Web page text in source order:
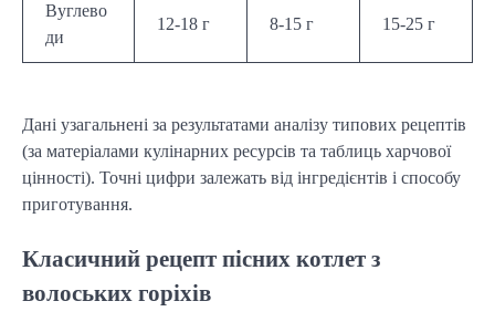
Вуглево
ди
12-18 г 8-15 г 15-25 г
Дані узагальнені за результатами аналізу типових рецептів
(за матеріалами кулінарних ресурсів та таблиць харчової
цінності). Точні цифри залежать від інгредієнтів і способу
приготування.
Класичний рецепт пісних котлет з
волоських горіхів